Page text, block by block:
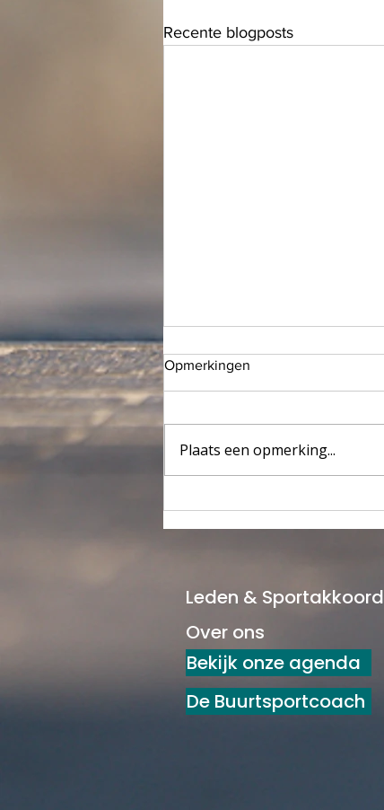
Recente blogposts
Opmerkingen
Plaats een opmerking...
Leden & Sportakkoord
Over ons
Bekijk onze agenda
De Buurtsportcoach